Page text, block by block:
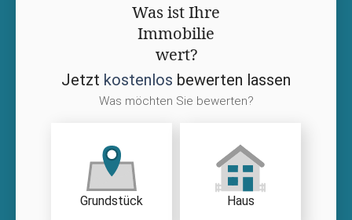
Was ist Ihre
Immobilie
wert?
Jetzt kostenlos bewerten lassen
Was möchten Sie bewerten?
Grundstück Haus